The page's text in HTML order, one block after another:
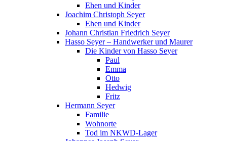
Ehen und Kinder
Joachim Christoph Seyer
Ehen und Kinder
Johann Christian Friedrich Seyer
Hasso Seyer – Handwerker und Maurer
Die Kinder von Hasso Seyer
Paul
Emma
Otto
Hedwig
Fritz
Hermann Seyer
Familie
Wohnorte
Tod im NKWD-Lager